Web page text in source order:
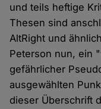
und teils heftige
Thesen sind
AltRight und
Peterson nun, ein
gefährlicher
ausgewählten
dieser Überschrift